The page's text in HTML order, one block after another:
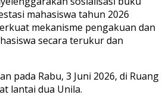
mahasiswa tahun 2026
mekanisme pengakuan dan
secara terukur dan
pada Rabu, 3 Juni 2026, di Ruang
lantai dua Unila.